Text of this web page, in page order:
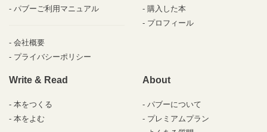
パブーご利用マニュアル
会社概要
プライバシーポリシー
購入した本
プロフィール
Write & Read
本をつくる
本をよむ
About
パブーについて
プレミアムプラン